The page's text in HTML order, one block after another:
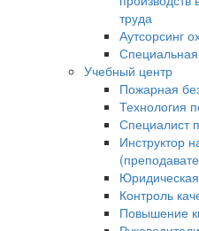
труда
Аутсорсинг
Учебный центр
Пожарная
Технология
Специалист
Инструктор
Контроль
Повышение